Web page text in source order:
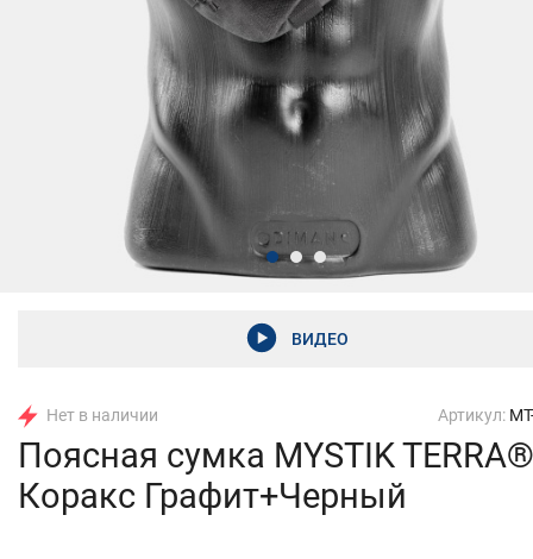
ВИДЕО
Нет в наличии Артикул:
Поясная сумка MYSTIK TERRA®
Коракс Графит+Черный